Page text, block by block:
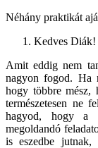
Néhány praktikát
Kedves Diák!
Amit eddig nem
nagyon fogod. Ha
hogy többre mész,
természetesen ne
hagyod, hogy a
megoldandó
is eszedbe